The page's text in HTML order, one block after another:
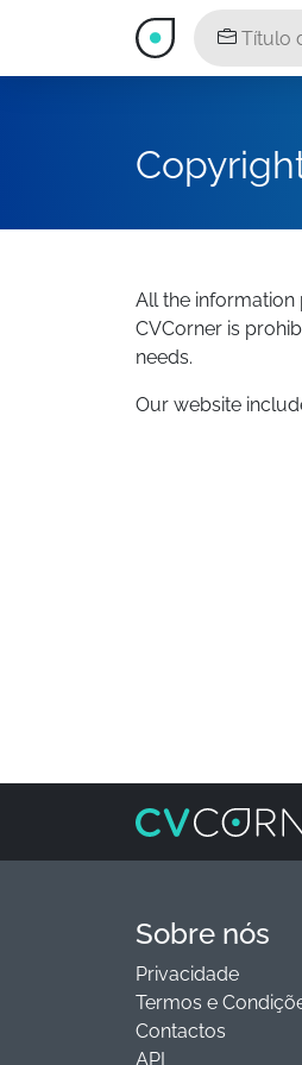
All the
CVCorner is
needs.
Our website
Sobre nós
Privacidade
Termos e
Contactos
API